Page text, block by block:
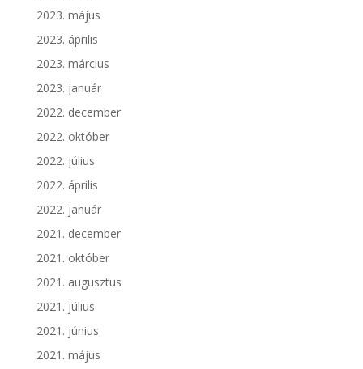
2023. május
2023. április
2023. március
2023. január
2022. december
2022. október
2022. július
2022. április
2022. január
2021. december
2021. október
2021. augusztus
2021. július
2021. június
2021. május